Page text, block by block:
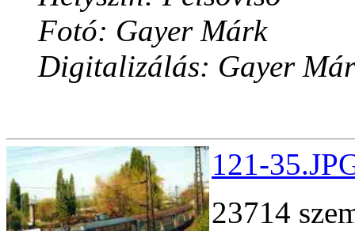
Fotó: Gayer Márk
Digitalizálás: Gayer
121-
23714